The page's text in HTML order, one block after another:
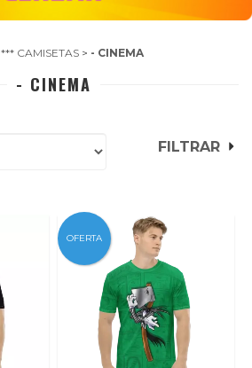
*** CAMISETAS > - CINEMA
- CINEMA
FILTRAR
OFERTA